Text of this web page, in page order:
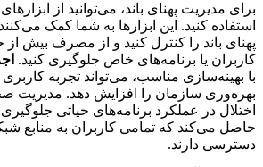
برای مدیریت پهنای باند، می‌توانید از
استفاده کنید. این ابزارها به شما کمک
پهنای باند را کنترل کنید و از مصرف بیش از
کاربران یا برنامه‌های خاص جلوگیری کنید.
با بهینه‌سازی مناسب، می‌تواند تجربه کاربری
بهره‌وری سازمان را افزایش دهد. مدیریت
اختلال در عملکرد برنامه‌های حیاتی
حاصل می‌کند که تمامی کاربران به منابع
دسترسی دارند.